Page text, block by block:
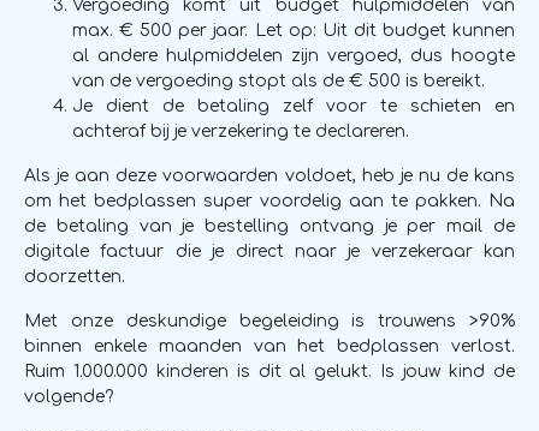
Vergoeding komt uit budget hulpmiddelen van
max. € 500 per jaar. Let op: Uit dit budget kunnen
al andere hulpmiddelen zijn vergoed, dus hoogte
van de vergoeding stopt als de € 500 is bereikt.
Je dient de betaling zelf voor te schieten en
achteraf bij je verzekering te declareren.
Als je aan deze voorwaarden voldoet, heb je nu de kans
om het bedplassen super voordelig aan te pakken. Na
de betaling van je bestelling ontvang je per mail de
digitale factuur die je direct naar je verzekeraar kan
doorzetten.
Met onze deskundige begeleiding is trouwens >90%
binnen enkele maanden van het bedplassen verlost.
Ruim 1.000.000 kinderen is dit al gelukt. Is jouw kind de
volgende?